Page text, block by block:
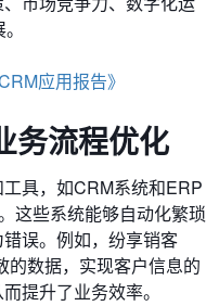
应用报告》
务流程优化
具，如CRM系统和ERP
这些系统能够自动化繁琐
误。例如，纷享销客
的数据，实现客户信息的
提升了业务效率。